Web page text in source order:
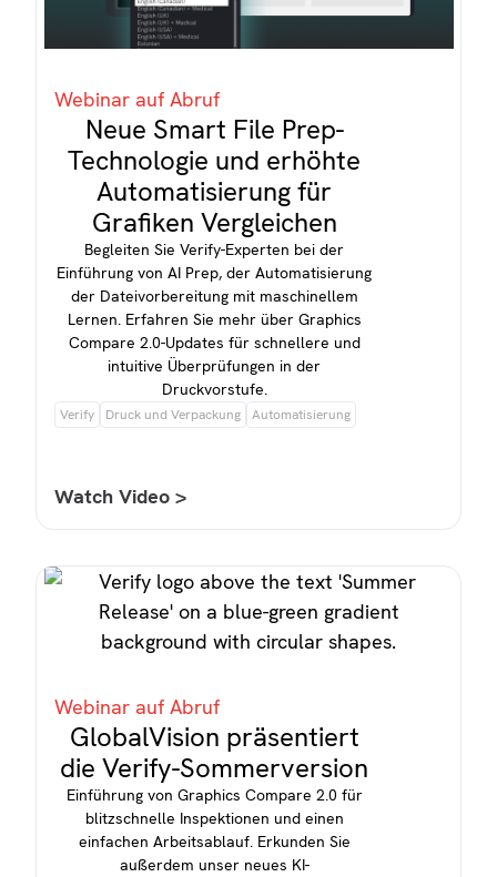
Webinar auf Abruf
Neue Smart File Prep-
Technologie und erhöhte
Automatisierung für
Grafiken Vergleichen
Begleiten Sie Verify-Experten bei der
Einführung von AI Prep, der Automatisierung
der Dateivorbereitung mit maschinellem
Lernen. Erfahren Sie mehr über Graphics
Compare 2.0-Updates für schnellere und
intuitive Überprüfungen in der
Druckvorstufe.
Verify Druck und Verpackung Automatisierung
Watch Video >
Webinar auf Abruf
GlobalVision präsentiert
die Verify-Sommerversion
Einführung von Graphics Compare 2.0 für
blitzschnelle Inspektionen und einen
einfachen Arbeitsablauf. Erkunden Sie
außerdem unser neues KI-